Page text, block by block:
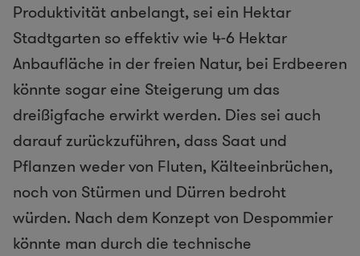
Produktivität anbelangt, sei ein Hektar
Stadtgarten so effektiv wie 4-6 Hektar
Anbaufläche in der freien Natur, bei Erdbeeren
könnte sogar eine Steigerung um das
dreißigfache erwirkt werden. Dies sei auch
darauf zurückzuführen, dass Saat und
Pflanzen weder von Fluten, Kälteeinbrüchen,
noch von Stürmen und Dürren bedroht
würden. Nach dem Konzept von Despommier
könnte man durch die technische